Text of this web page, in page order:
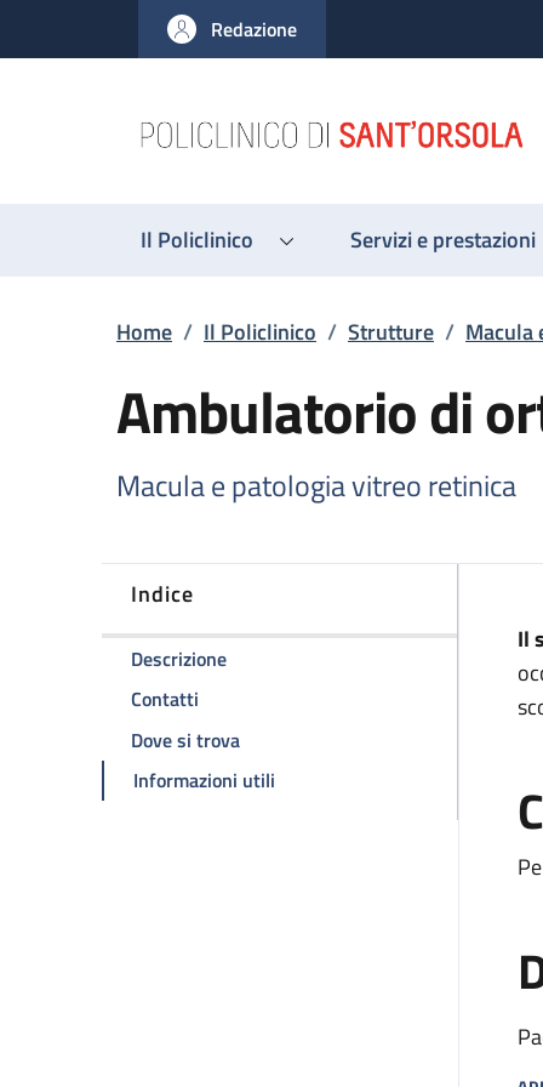
al contenuto principale
to footer content
Redazione
Il Policlinico Servizi e prestazioni
Briciole di pane
Home / Il Policlinico / Strutture / Macula
Ambulatorio di
Macula e patologia vitreo retinica
Indice
Descrizionedella pagina Ambulatorio di ortottica
Contatti
Dove si trovadella pagina Ambulatorio di ortottica
Informazioni utili
Il